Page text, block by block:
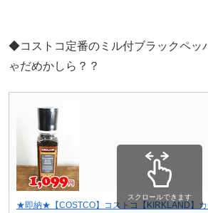
◆コストコ定番のミル付ブラックペッ
ゃだめかしら？？
★即納★【COSTCO】コストコ【KIRKLAND
スクロールできます